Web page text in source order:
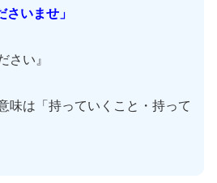
いませ」
さい』
味は「持っていくこと・持って